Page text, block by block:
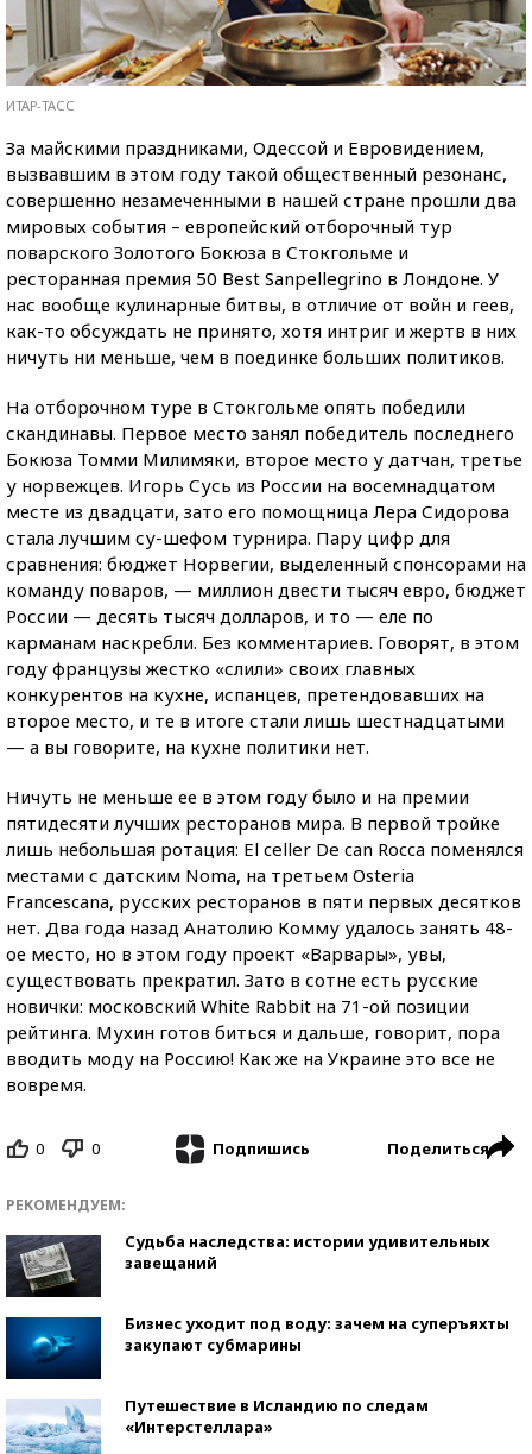
ИТАР-ТАСС
За майскими праздниками, Одессой и Евровидением,
вызвавшим в этом году такой общественный резонанс,
совершенно незамеченными в нашей стране прошли два
мировых события – европейский отборочный тур
поварского Золотого Бокюза в Стокгольме и
ресторанная премия 50 Best Sanpellegrino в Лондоне. У
нас вообще кулинарные битвы, в отличие от войн и геев,
как-то обсуждать не принято, хотя интриг и жертв в них
ничуть ни меньше, чем в поединке больших политиков.
На отборочном туре в Стокгольме опять победили
скандинавы. Первое место занял победитель последнего
Бокюза Томми Милимяки, второе место у датчан, третье
у норвежцев. Игорь Сусь из России на восемнадцатом
месте из двадцати, зато его помощница Лера Сидорова
стала лучшим су-шефом турнира. Пару цифр для
сравнения: бюджет Норвегии, выделенный спонсорами на
команду поваров, — миллион двести тысяч евро, бюджет
России — десять тысяч долларов, и то — еле по
карманам наскребли. Без комментариев. Говорят, в этом
году французы жестко «слили» своих главных
конкурентов на кухне, испанцев, претендовавших на
второе место, и те в итоге стали лишь шестнадцатыми
— а вы говорите, на кухне политики нет.
Ничуть не меньше ее в этом году было и на премии
пятидесяти лучших ресторанов мира. В первой тройке
лишь небольшая ротация: El celler De can Rocca поменялся
местами с датским Noma, на третьем Osteria
Francescana, русских ресторанов в пяти первых десятков
нет. Два года назад Анатолию Комму удалось занять 48-
ое место, но в этом году проект «Варвары», увы,
существовать прекратил. Зато в сотне есть русские
новички: московский White Rabbit на 71-ой позиции
рейтинга. Мухин готов биться и дальше, говорит, пора
вводить моду на Россию! Как же на Украине это все не
вовремя.
0 0 Подпишись Поделиться
РЕКОМЕНДУЕМ:
Судьба наследства: истории удивительных
завещаний
Бизнес уходит под воду: зачем на суперъяхты
закупают субмарины
Путешествие в Исландию по следам
«Интерстеллара»